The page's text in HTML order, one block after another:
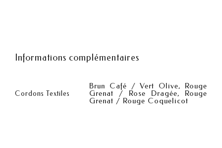
Informations complémentaires
Cordons Textiles
Brun Café / Vert Olive, Rouge
Grenat / Rose Dragée, Rouge
Grenat / Rouge Coquelicot